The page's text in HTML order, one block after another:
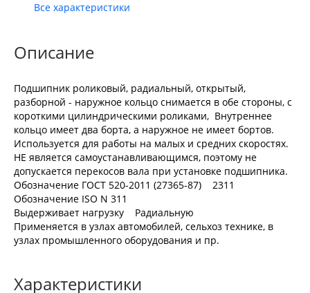
Все характеристики
Описание
Подшипник роликовый, радиальный, открытый,
разборной - наружное кольцо снимается в обе стороны, с
короткими цилиндрическими роликами, Внутреннее
кольцо имеет два борта, а наружное не имеет бортов.
Используется для работы на малых и средних скоростях.
НЕ является самоустанавливающимся, поэтому не
допускается перекосов вала при установке подшипника.
Обозначение ГОСТ 520-2011 (27365-87) 2311
Обозначение ISO N 311
Выдерживает нагрузку Радиальную
Применяется в узлах автомобилей, сельхоз технике, в
узлах промышленного оборудования и пр.
Характеристики